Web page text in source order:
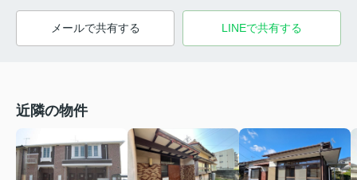
メールで共有する LINEで共有する
近隣の物件